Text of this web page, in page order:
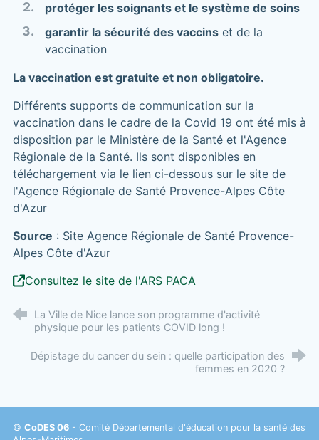
protéger les soignants et le système de soins
garantir la sécurité des vaccinset de la
vaccination
La vaccination est gratuite et non obligatoire.
Différents supports de communication sur la
vaccination dans le cadre de la Covid 19 ont été mis à
disposition par le Ministère de la Santé et l'Agence
Régionale de la Santé. Ils sont disponibles en
téléchargement via le lien ci-dessous sur le site de
l'Agence Régionale de Santé Provence-Alpes Côte
d'Azur
Source : Site Agence Régionale de Santé Provence-
Alpes Côte d'Azur
Consultez le site de l'ARS PACA
La Ville de Nice lance son programme d'activité
physique pour les patients COVID long !
Dépistage du cancer du sein : quelle participation des
femmes en 2020 ?
© CoDES 06- Comité Départemental d'éducation pour la santé des